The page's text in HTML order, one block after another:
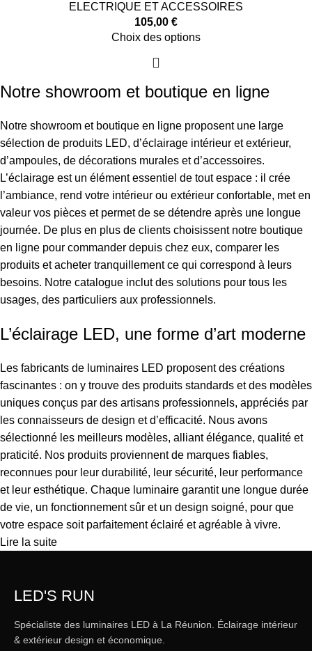
ELECTRIQUE ET ACCESSOIRES
105,00 €
Choix des options
Notre showroom et boutique en ligne
Notre showroom et boutique en ligne proposent une large
sélection de produits LED, d’éclairage intérieur et extérieur,
d’ampoules, de décorations murales et d’accessoires.
L’éclairage est un élément essentiel de tout espace : il crée
l’ambiance, rend votre intérieur ou extérieur confortable, met en
valeur vos pièces et permet de se détendre après une longue
journée. De plus en plus de clients choisissent notre boutique
en ligne pour commander depuis chez eux, comparer les
produits et acheter tranquillement ce qui correspond à leurs
besoins. Notre catalogue inclut des solutions pour tous les
usages, des particuliers aux professionnels.
L’éclairage LED, une forme d’art moderne
Les fabricants de luminaires LED proposent des créations
fascinantes : on y trouve des produits standards et des modèles
uniques conçus par des artisans professionnels, appréciés par
les connaisseurs de design et d’efficacité. Nous avons
sélectionné les meilleurs modèles, alliant élégance, qualité et
praticité. Nos produits proviennent de marques fiables,
reconnues pour leur durabilité, leur sécurité, leur performance
et leur esthétique. Chaque luminaire garantit une longue durée
de vie, un fonctionnement sûr et un design soigné, pour que
votre espace soit parfaitement éclairé et agréable à vivre.
Lire la suite
LED'S RUN
Spécialiste des luminaires LED à La Réunion. Éclairage intérieur
& extérieur design et économique.